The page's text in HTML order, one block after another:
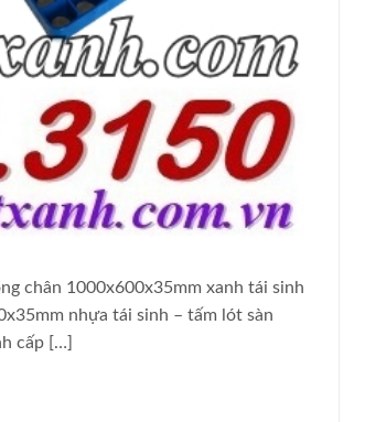
chân 1000x600x35mm xanh tái sinh
nhựa tái sinh – tấm lót sàn
cấp […]